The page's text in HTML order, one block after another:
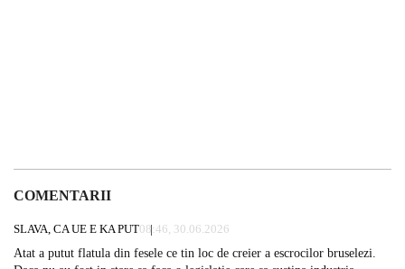
COMENTARII
SLAVA, CA UE E KA PUT08:46, 30.06.2026
Atat a putut flatula din fesele ce tin loc de creier a escrocilor bruselezi.